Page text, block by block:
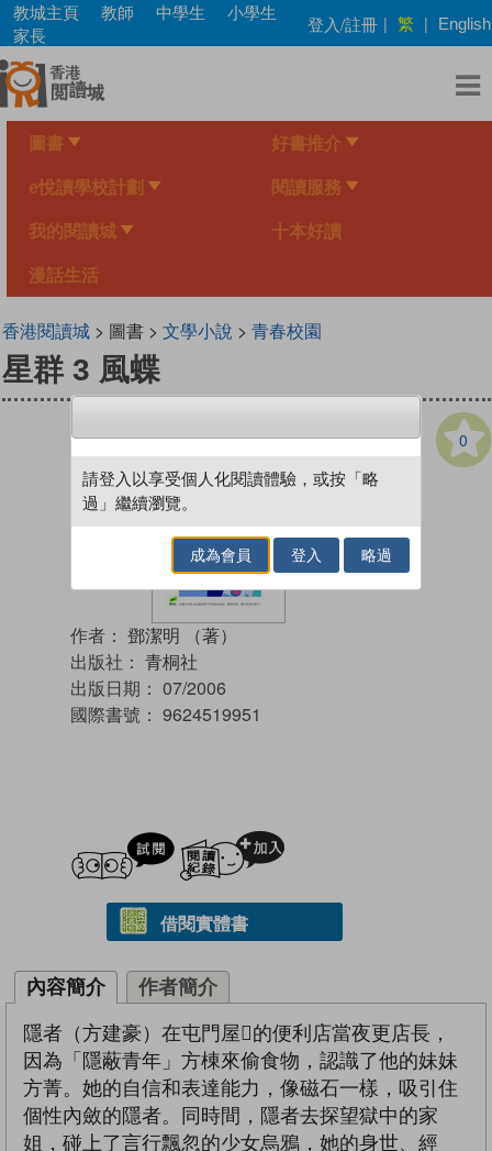
Skip
main
content
教城主頁 教師 中學生
小學生
家長
登入/註冊 | 繁 | English
圖書 好書推介
e悅讀學校計劃 閱讀服務
我的閱讀城 十本好讀
漫話生活
香港閱讀城> 圖書 > 文學小說 > 青春校園
星群 3 風蝶
0
作者： 鄧潔明 （著）
出版社： 青桐社
出版日期： 07/2006
國際書號： 9624519951
試閲
借閱實體書
內容簡介 作者簡介
隱者（方建豪）在屯門屋的便利店當夜更店長，
因為「隱蔽青年」方棟來偷食物，認識了他的妹妹
方菁。她的自信和表達能力，像磁石一樣，吸引住
個性內斂的隱者。同時間，隱者去探望獄中的家
姐，碰上了言行飄忽的少女烏鴉，她的身世、經
請登入以享受個人化閱讀體驗，或按「略
過」繼續瀏覽。
成為會員 登入 略過